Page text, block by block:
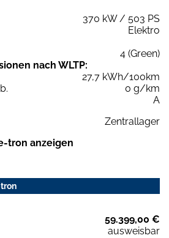
370 kW / 503 PS
Elektro
4 (Green)
nach WLTP:
27,7 kWh/100km
0 g/km
A
Zentrallager
tron anzeigen
59.399,00 €
ausweisbar